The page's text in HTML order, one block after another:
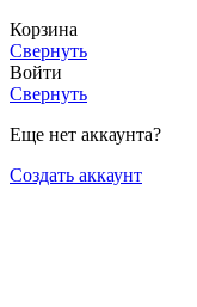
Корзина
Свернуть
Войти
Свернуть
Еще нет аккаунта?
Создать аккаунт